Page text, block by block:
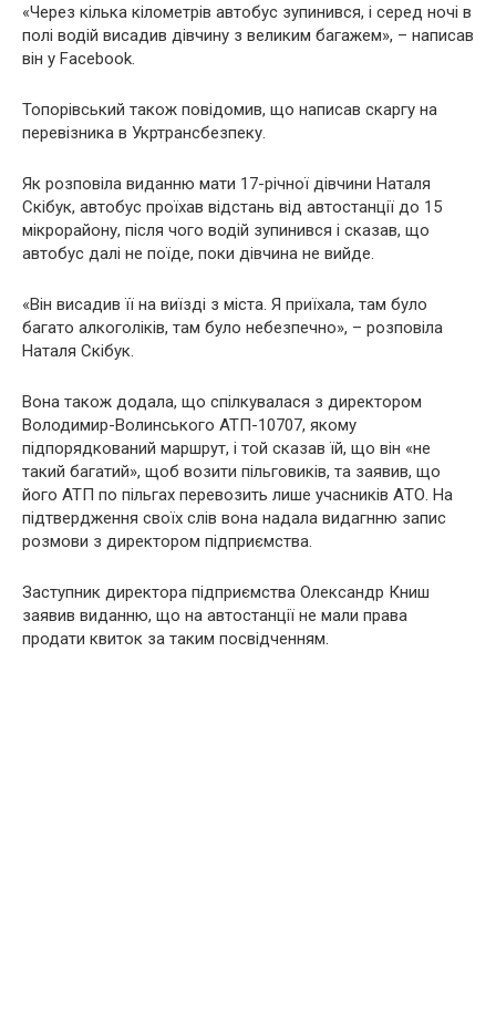
«Через кілька кілометрів автобус зупинився, і серед ночі в
полі водій висадив дівчину з великим багажем», – написав
він у Facebook.
Топорівський також повідомив, що написав скаргу на
перевізника в Укртрансбезпеку.
Як розповіла виданню мати 17-річної дівчини Наталя
Скібук, автобус проїхав відстань від автостанції до 15
мікрорайону, після чого водій зупинився і сказав, що
автобус далі не поїде, поки дівчина не вийде.
«Він висадив її на виїзді з міста. Я приїхала, там було
багато алкoгoліків, там було небезпечно», – розповіла
Наталя Скібук.
Вона також додала, що спілкувалася з директором
Володимир-Волинського АТП-10707, якому
підпорядкований маршрут, і той сказав їй, що він «не
такий багатий», щоб возити пільговиків, та заявив, що
його АТП по пільгах перевозить лише учасників АTО. На
підтвердження своїх слів вона надала видагнню запис
розмови з директором підприємства.
Заступник директора підприємства Олександр Книш
заявив виданню, що на автостанції не мали права
продати квиток за таким посвідченням.